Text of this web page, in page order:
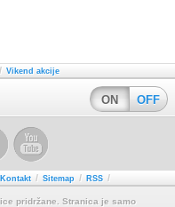
/ Vikend akcije
ON OFF
Kontakt / Sitemap / RSS /
pridržane. Stranica je samo